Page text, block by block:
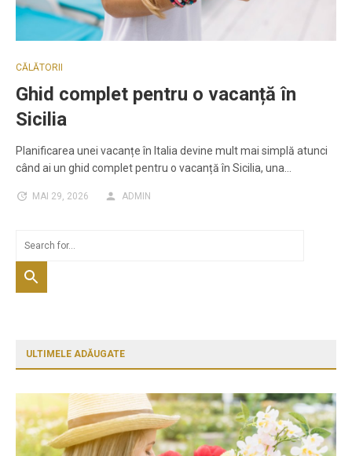
CĂLĂTORII
Ghid complet pentru o vacanță în
Sicilia
Planificarea unei vacanțe în Italia devine mult mai simplă atunci
când ai un ghid complet pentru o vacanță în Sicilia, una…
MAI 29, 2026 ADMIN
ULTIMELE ADĂUGATE